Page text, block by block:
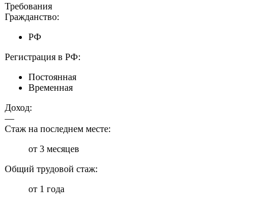
Требования
Гражданство:
РФ
Регистрация в РФ:
Постоянная
Временная
Доход:
—
Стаж на последнем месте:
от 3 месяцев
Общий трудовой стаж:
от 1 года